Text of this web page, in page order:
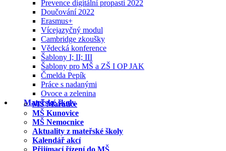
Prevence digitální propasti 2022
Doučování 2022
Erasmus+
Vícejazyčný modul
Cambridge zkoušky
Vědecká konference
Šablony I; II; III
Šablony pro MŠ a ZŠ I OP JAK
Čmelda Pepík
Práce s nadanými
Ovoce a zelenina
Mateřské školy
MŠ Mařatice
MŠ Kunovice
MŠ Nemocnice
Aktuality z mateřské školy
Kalendář akcí
Přijímací řízení do MŠ